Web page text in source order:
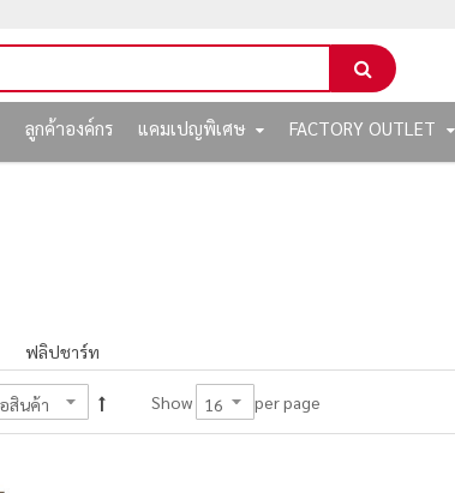
ลูกค้าองค์กร แคมเปญพิเศษ FACTORY OUTLET
ฟลิปชาร์ท
Show per page